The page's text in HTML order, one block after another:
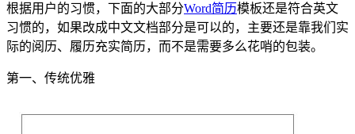
根据用户的习惯，下面的大部分Word简历模板还是符合英文
习惯的，如果改成中文文档部分是可以的，主要还是靠我们实
际的阅历、履历充实简历，而不是需要多么花哨的包装。
第一、传统优雅